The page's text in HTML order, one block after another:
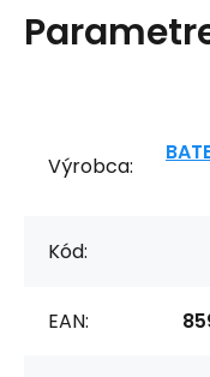
Výrobca:
Kód:
EAN: